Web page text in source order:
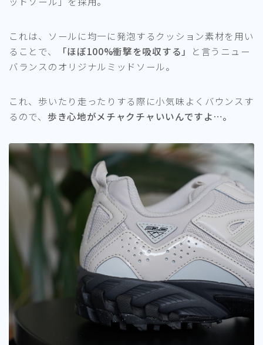
これは、ソールに均一に発泡するクッション素材を用い
ることで、
「ほぼ100%衝撃を吸収する」
と言うニュー
バランスのオリジナルミッドソール。
これ、歩いたり走ったりする際に小気味よくバウンスす
るので、 歩き心地がメチャクチャいいんですよ…。